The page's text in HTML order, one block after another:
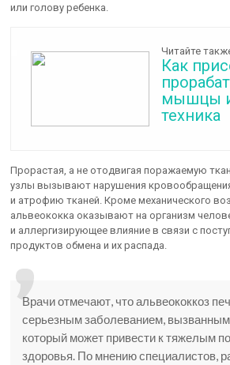
или голову ребенка.
Читайте
Как
мышцы
техника
Прорастая, а не отодвигая поражаемую
узлы вызывают нарушения
и атрофию тканей. Кроме механического
альвеококка оказывают на организм
и аллергизирующее влияние в связи с
продуктов обмена и их распада.
Врачи отмечают, что альвеококкоз
серьезным заболеванием,
который может привести к тяжелым
здоровья. По мнению специалистов,